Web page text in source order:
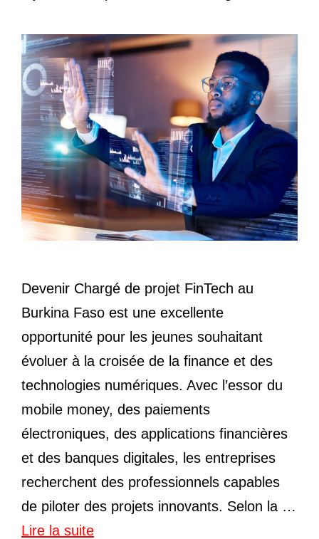
Devenir Chargé de projet FinTech au
Burkina Faso est une excellente
opportunité pour les jeunes souhaitant
évoluer à la croisée de la finance et des
technologies numériques. Avec l’essor du
mobile money, des paiements
électroniques, des applications financières
et des banques digitales, les entreprises
recherchent des professionnels capables
de piloter des projets innovants. Selon la …
Lire la suite